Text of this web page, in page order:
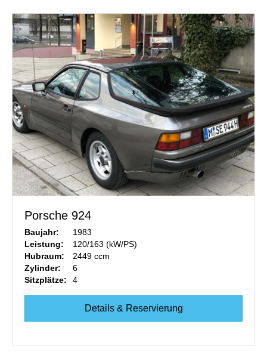
Porsche 924
Baujahr:
1983
Leistung:
120/163 (kW/PS)
Hubraum:
2449 ccm
Zylinder:
6
Sitzplätze:
4
Details & Reservierung